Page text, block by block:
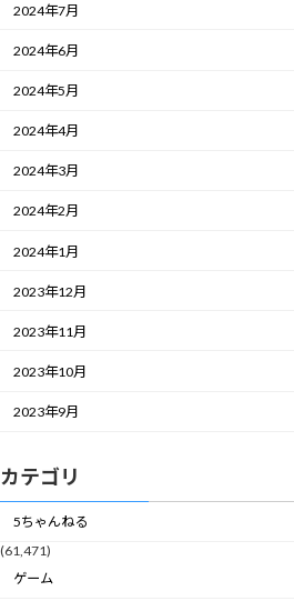
2024年7月
2024年6月
2024年5月
2024年4月
2024年3月
2024年2月
2024年1月
2023年12月
2023年11月
2023年10月
2023年9月
カテゴリ
5ちゃんねる
(61,471)
ゲーム